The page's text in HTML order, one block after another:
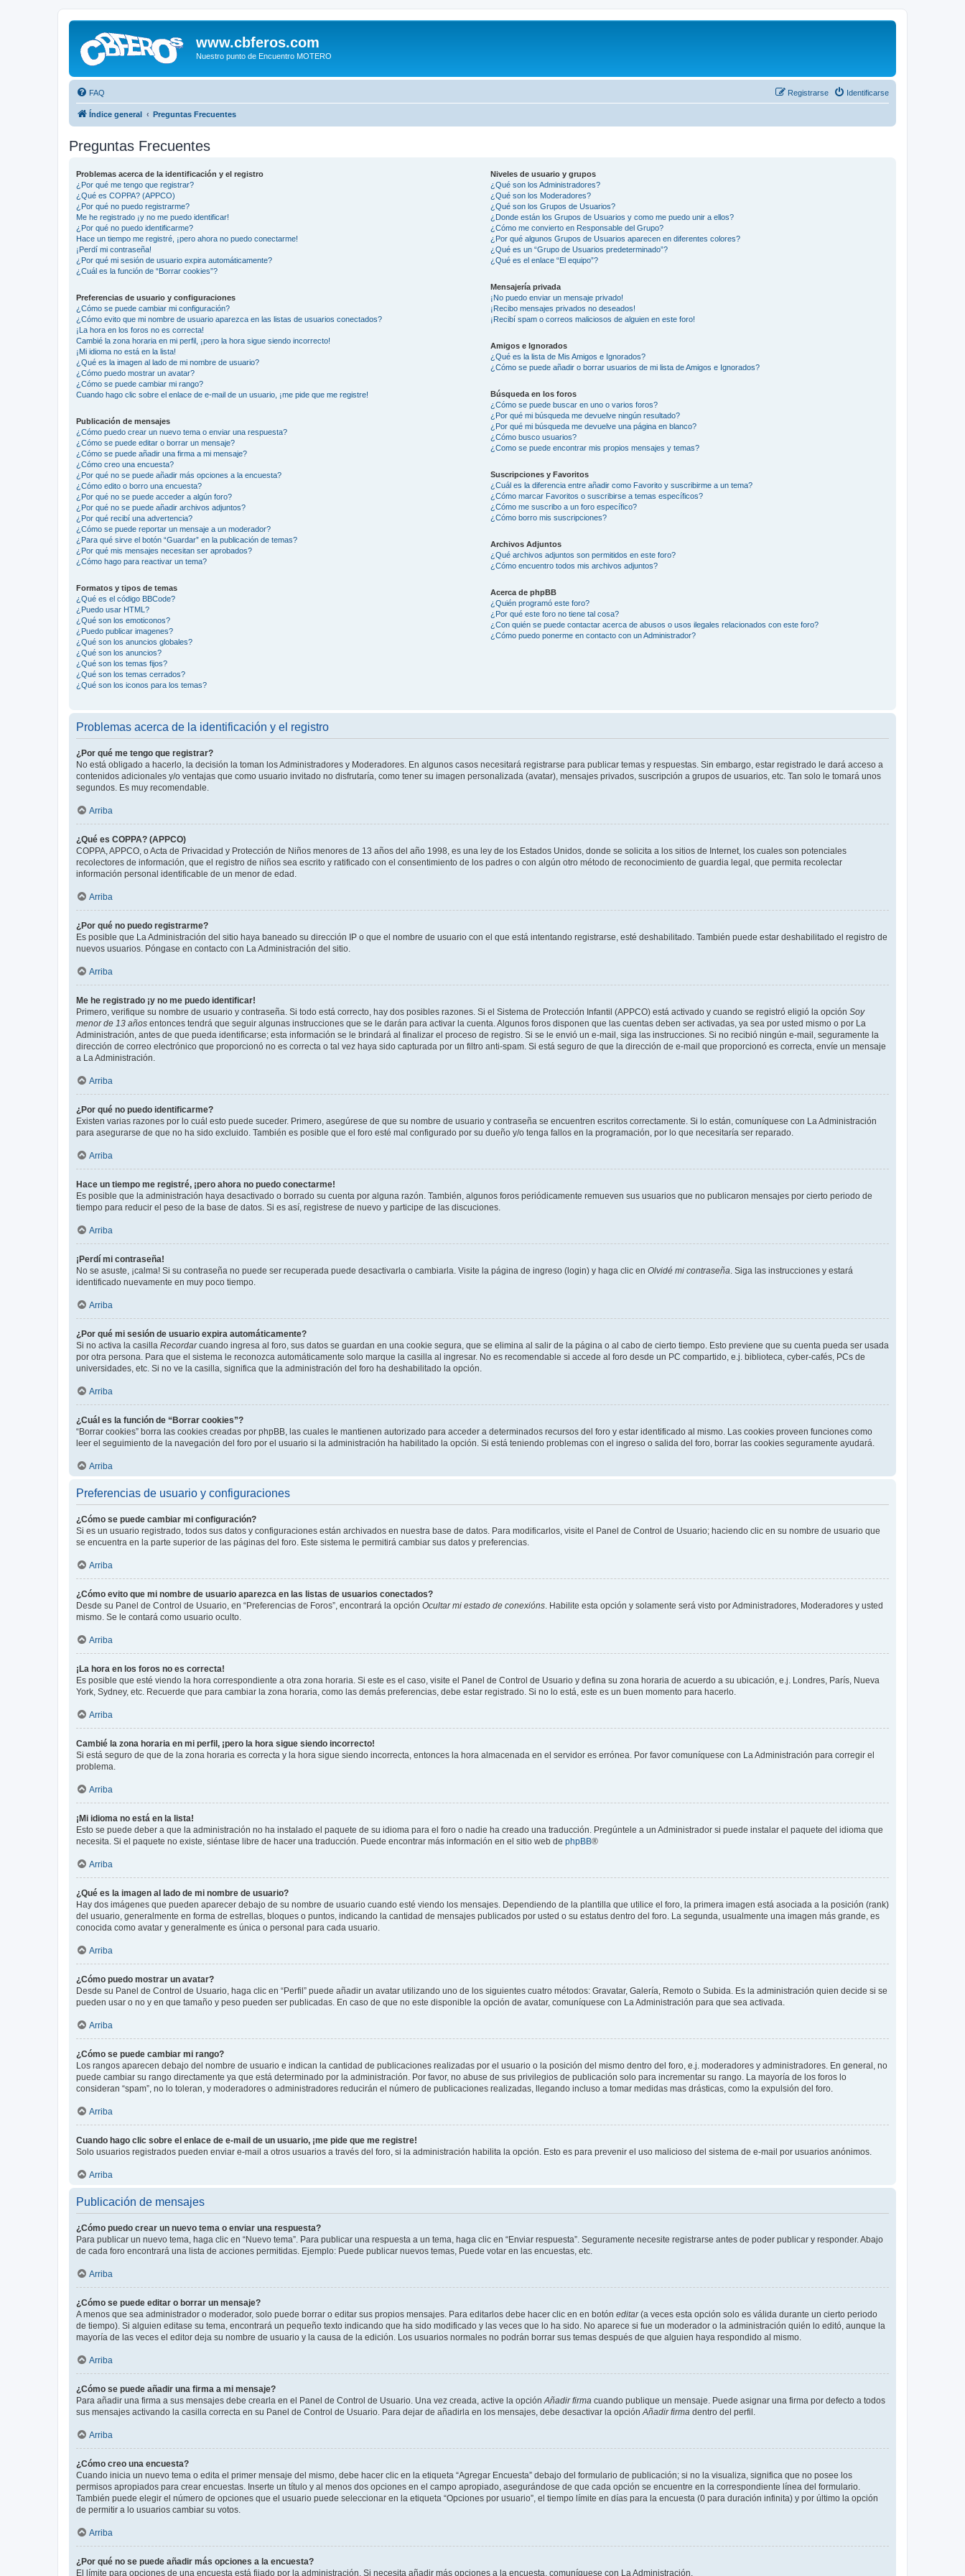
www.cbferos.com
Nuestro punto de Encuentro MOTERO
FAQ Identificarse
Registrarse
Índice general Preguntas Frecuentes
Preguntas Frecuentes
Problemas acerca de la identificación y el registro
¿Por qué me tengo que registrar?
¿Qué es COPPA? (APPCO)
¿Por qué no puedo registrarme?
Me he registrado ¡y no me puedo identificar!
¿Por qué no puedo identificarme?
Hace un tiempo me registré, ¡pero ahora no puedo conectarme!
¡Perdí mi contraseña!
¿Por qué mi sesión de usuario expira automáticamente?
¿Cuál es la función de “Borrar cookies”?
Preferencias de usuario y configuraciones
¿Cómo se puede cambiar mi configuración?
¿Cómo evito que mi nombre de usuario aparezca en las listas de usuarios conectados?
¡La hora en los foros no es correcta!
Cambié la zona horaria en mi perfil, ¡pero la hora sigue siendo incorrecto!
¡Mi idioma no está en la lista!
¿Qué es la imagen al lado de mi nombre de usuario?
¿Cómo puedo mostrar un avatar?
¿Cómo se puede cambiar mi rango?
Cuando hago clic sobre el enlace de e-mail de un usuario, ¡me pide que me registre!
Publicación de mensajes
¿Cómo puedo crear un nuevo tema o enviar una respuesta?
¿Cómo se puede editar o borrar un mensaje?
¿Cómo se puede añadir una firma a mi mensaje?
¿Cómo creo una encuesta?
¿Por qué no se puede añadir más opciones a la encuesta?
¿Cómo edito o borro una encuesta?
¿Por qué no se puede acceder a algún foro?
¿Por qué no se puede añadir archivos adjuntos?
¿Por qué recibí una advertencia?
¿Cómo se puede reportar un mensaje a un moderador?
¿Para qué sirve el botón “Guardar” en la publicación de temas?
¿Por qué mis mensajes necesitan ser aprobados?
¿Cómo hago para reactivar un tema?
Formatos y tipos de temas
¿Qué es el código BBCode?
¿Puedo usar HTML?
¿Qué son los emoticonos?
¿Puedo publicar imagenes?
¿Qué son los anuncios globales?
¿Qué son los anuncios?
¿Qué son los temas fijos?
¿Qué son los temas cerrados?
¿Qué son los iconos para los temas?
Niveles de usuario y grupos
¿Qué son los Administradores?
¿Qué son los Moderadores?
¿Qué son los Grupos de Usuarios?
¿Donde están los Grupos de Usuarios y como me puedo unir a ellos?
¿Cómo me convierto en Responsable del Grupo?
¿Por qué algunos Grupos de Usuarios aparecen en diferentes colores?
¿Qué es un “Grupo de Usuarios predeterminado”?
¿Qué es el enlace “El equipo”?
Mensajería privada
¡No puedo enviar un mensaje privado!
¡Recibo mensajes privados no deseados!
¡Recibí spam o correos maliciosos de alguien en este foro!
Amigos e Ignorados
¿Qué es la lista de Mis Amigos e Ignorados?
¿Cómo se puede añadir o borrar usuarios de mi lista de Amigos e Ignorados?
Búsqueda en los foros
¿Cómo se puede buscar en uno o varios foros?
¿Por qué mi búsqueda me devuelve ningún resultado?
¿Por qué mi búsqueda me devuelve una página en blanco?
¿Cómo busco usuarios?
¿Como se puede encontrar mis propios mensajes y temas?
Suscripciones y Favoritos
¿Cuál es la diferencia entre añadir como Favorito y suscribirme a un tema?
¿Cómo marcar Favoritos o suscribirse a temas específicos?
¿Cómo me suscribo a un foro específico?
¿Cómo borro mis suscripciones?
Archivos Adjuntos
¿Qué archivos adjuntos son permitidos en este foro?
¿Cómo encuentro todos mis archivos adjuntos?
Acerca de phpBB
¿Quién programó este foro?
¿Por qué este foro no tiene tal cosa?
¿Con quién se puede contactar acerca de abusos o usos ilegales relacionados con este foro?
¿Cómo puedo ponerme en contacto con un Administrador?
Problemas acerca de la identificación y el registro
¿Por qué me tengo que registrar?
No está obligado a hacerlo, la decisión la toman los Administradores y Moderadores. En algunos casos necesitará registrarse para publicar temas y respuestas. Sin embargo, estar registrado le dará acceso a
contenidos adicionales y/o ventajas que como usuario invitado no disfrutaría, como tener su imagen personalizada (avatar), mensajes privados, suscripción a grupos de usuarios, etc. Tan solo le tomará unos
segundos. Es muy recomendable.
Arriba
¿Qué es COPPA? (APPCO)
COPPA, APPCO, o Acta de Privacidad y Protección de Niños menores de 13 años del año 1998, es una ley de los Estados Unidos, donde se solicita a los sitios de Internet, los cuales son potenciales
recolectores de información, que el registro de niños sea escrito y ratificado con el consentimiento de los padres o con algún otro método de reconocimiento de guardia legal, que permita recolectar
información personal identificable de un menor de edad.
Arriba
¿Por qué no puedo registrarme?
Es posible que La Administración del sitio haya baneado su dirección IP o que el nombre de usuario con el que está intentando registrarse, esté deshabilitado. También puede estar deshabilitado el registro de
nuevos usuarios. Póngase en contacto con La Administración del sitio.
Arriba
Me he registrado ¡y no me puedo identificar!
Primero, verifique su nombre de usuario y contraseña. Si todo está correcto, hay dos posibles razones. Si el Sistema de Protección Infantil (APPCO) está activado y cuando se registró eligió la opción Soy
menor de 13 años entonces tendrá que seguir algunas instrucciones que se le darán para activar la cuenta. Algunos foros disponen que las cuentas deben ser activadas, ya sea por usted mismo o por La
Administración, antes de que pueda identificarse; esta información se le brindará al finalizar el proceso de registro. Si se le envió un e-mail, siga las instrucciones. Si no recibió ningún e-mail, seguramente la
dirección de correo electrónico que proporcionó no es correcta o tal vez haya sido capturada por un filtro anti-spam. Si está seguro de que la dirección de e-mail que proporcionó es correcta, envíe un mensaje
a La Administración.
Arriba
¿Por qué no puedo identificarme?
Existen varias razones por lo cuál esto puede suceder. Primero, asegúrese de que su nombre de usuario y contraseña se encuentren escritos correctamente. Si lo están, comuníquese con La Administración
para asegurarse de que no ha sido excluido. También es posible que el foro esté mal configurado por su dueño y/o tenga fallos en la programación, por lo que necesitaría ser reparado.
Arriba
Hace un tiempo me registré, ¡pero ahora no puedo conectarme!
Es posible que la administración haya desactivado o borrado su cuenta por alguna razón. También, algunos foros periódicamente remueven sus usuarios que no publicaron mensajes por cierto periodo de
tiempo para reducir el peso de la base de datos. Si es así, registrese de nuevo y participe de las discuciones.
Arriba
¡Perdí mi contraseña!
No se asuste, ¡calma! Si su contraseña no puede ser recuperada puede desactivarla o cambiarla. Visite la página de ingreso (login) y haga clic en Olvidé mi contraseña . Siga las instrucciones y estará
identificado nuevamente en muy poco tiempo.
Arriba
¿Por qué mi sesión de usuario expira automáticamente?
Si no activa la casilla Recordarcuando ingresa al foro, sus datos se guardan en una cookie segura, que se elimina al salir de la página o al cabo de cierto tiempo. Esto previene que su cuenta pueda ser usada
por otra persona. Para que el sistema le reconozca automáticamente solo marque la casilla al ingresar. No es recomendable si accede al foro desde un PC compartido, e.j. biblioteca, cyber-cafés, PCs de
universidades, etc. Si no ve la casilla, significa que la administración del foro ha deshabilitado la opción.
Arriba
¿Cuál es la función de “Borrar cookies”?
“Borrar cookies” borra las cookies creadas por phpBB, las cuales le mantienen autorizado para acceder a determinados recursos del foro y estar identificado al mismo. Las cookies proveen funciones como
leer el seguimiento de la navegación del foro por el usuario si la administración ha habilitado la opción. Si está teniendo problemas con el ingreso o salida del foro, borrar las cookies seguramente ayudará.
Arriba
Preferencias de usuario y configuraciones
¿Cómo se puede cambiar mi configuración?
Si es un usuario registrado, todos sus datos y configuraciones están archivados en nuestra base de datos. Para modificarlos, visite el Panel de Control de Usuario; haciendo clic en su nombre de usuario que
se encuentra en la parte superior de las páginas del foro. Este sistema le permitirá cambiar sus datos y preferencias.
Arriba
¿Cómo evito que mi nombre de usuario aparezca en las listas de usuarios conectados?
Desde su Panel de Control de Usuario, en “Preferencias de Foros”, encontrará la opción Ocultar mi estado de conexións . Habilite esta opción y solamente será visto por Administradores, Moderadores y usted
mismo. Se le contará como usuario oculto.
Arriba
¡La hora en los foros no es correcta!
Es posible que esté viendo la hora correspondiente a otra zona horaria. Si este es el caso, visite el Panel de Control de Usuario y defina su zona horaria de acuerdo a su ubicación, e.j. Londres, París, Nueva
York, Sydney, etc. Recuerde que para cambiar la zona horaria, como las demás preferencias, debe estar registrado. Si no lo está, este es un buen momento para hacerlo.
Arriba
Cambié la zona horaria en mi perfil, ¡pero la hora sigue siendo incorrecto!
Si está seguro de que de la zona horaria es correcta y la hora sigue siendo incorrecta, entonces la hora almacenada en el servidor es errónea. Por favor comuníquese con La Administración para corregir el
problema.
Arriba
¡Mi idioma no está en la lista!
Esto se puede deber a que la administración no ha instalado el paquete de su idioma para el foro o nadie ha creado una traducción. Pregúntele a un Administrador si puede instalar el paquete del idioma que
necesita. Si el paquete no existe, siéntase libre de hacer una traducción. Puede encontrar más información en el sitio web de phpBB®
Arriba
¿Qué es la imagen al lado de mi nombre de usuario?
Hay dos imágenes que pueden aparecer debajo de su nombre de usuario cuando esté viendo los mensajes. Dependiendo de la plantilla que utilice el foro, la primera imagen está asociada a la posición (rank)
del usuario, generalmente en forma de estrellas, bloques o puntos, indicando la cantidad de mensajes publicados por usted o su estatus dentro del foro. La segunda, usualmente una imagen más grande, es
conocida como avatar y generalmente es única o personal para cada usuario.
Arriba
¿Cómo puedo mostrar un avatar?
Desde su Panel de Control de Usuario, haga clic en “Perfil” puede añadir un avatar utilizando uno de los siguientes cuatro métodos: Gravatar, Galería, Remoto o Subida. Es la administración quien decide si se
pueden usar o no y en que tamaño y peso pueden ser publicadas. En caso de que no este disponible la opción de avatar, comuníquese con La Administración para que sea activada.
Arriba
¿Cómo se puede cambiar mi rango?
Los rangos aparecen debajo del nombre de usuario e indican la cantidad de publicaciones realizadas por el usuario o la posición del mismo dentro del foro, e.j. moderadores y administradores. En general, no
puede cambiar su rango directamente ya que está determinado por la administración. Por favor, no abuse de sus privilegios de publicación solo para incrementar su rango. La mayoría de los foros lo
consideran “spam”, no lo toleran, y moderadores o administradores reducirán el número de publicaciones realizadas, llegando incluso a tomar medidas mas drásticas, como la expulsión del foro.
Arriba
Cuando hago clic sobre el enlace de e-mail de un usuario, ¡me pide que me registre!
Solo usuarios registrados pueden enviar e-mail a otros usuarios a través del foro, si la administración habilita la opción. Esto es para prevenir el uso malicioso del sistema de e-mail por usuarios anónimos.
Arriba
Publicación de mensajes
¿Cómo puedo crear un nuevo tema o enviar una respuesta?
Para publicar un nuevo tema, haga clic en “Nuevo tema”. Para publicar una respuesta a un tema, haga clic en “Enviar respuesta”. Seguramente necesite registrarse antes de poder publicar y responder. Abajo
de cada foro encontrará una lista de acciones permitidas. Ejemplo: Puede publicar nuevos temas, Puede votar en las encuestas, etc.
Arriba
¿Cómo se puede editar o borrar un mensaje?
A menos que sea administrador o moderador, solo puede borrar o editar sus propios mensajes. Para editarlos debe hacer clic en en botón editar(a veces esta opción solo es válida durante un cierto periodo
de tiempo). Si alguien editase su tema, encontrará un pequeño texto indicando que ha sido modificado y las veces que lo ha sido. No aparece si fue un moderador o la administración quién lo editó, aunque la
mayoría de las veces el editor deja su nombre de usuario y la causa de la edición. Los usuarios normales no podrán borrar sus temas después de que alguien haya respondido al mismo.
Arriba
¿Cómo se puede añadir una firma a mi mensaje?
Para añadir una firma a sus mensajes debe crearla en el Panel de Control de Usuario. Una vez creada, active la opción Añadir firma cuando publique un mensaje. Puede asignar una firma por defecto a todos
sus mensajes activando la casilla correcta en su Panel de Control de Usuario. Para dejar de añadirla en los mensajes, debe desactivar la opción Añadir firma dentro del perfil.
Arriba
¿Cómo creo una encuesta?
Cuando inicia un nuevo tema o edita el primer mensaje del mismo, debe hacer clic en la etiqueta “Agregar Encuesta” debajo del formulario de publicación; si no la visualiza, significa que no posee los
permisos apropiados para crear encuestas. Inserte un título y al menos dos opciones en el campo apropiado, asegurándose de que cada opción se encuentre en la correspondiente línea del formulario.
También puede elegir el número de opciones que el usuario puede seleccionar en la etiqueta “Opciones por usuario”, el tiempo límite en días para la encuesta (0 para duración infinita) y por último la opción
de permitir a lo usuarios cambiar su votos.
Arriba
¿Por qué no se puede añadir más opciones a la encuesta?
El límite para opciones de una encuesta está fijado por la administración. Si necesita añadir más opciones a la encuesta, comuníquese con La Administración.